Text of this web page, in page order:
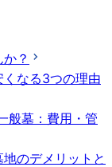
？
なる3つの理由
般墓：費用・管
のデメリットと